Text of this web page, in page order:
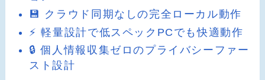
💾 クラウド同期なしの完全ローカル動作
⚡ 軽量設計で低スペックPCでも快適動作
🔒 個人情報収集ゼロのプライバシーファー
スト設計